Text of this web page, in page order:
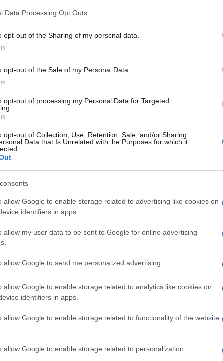
Data Processing Opt Outs
opt-out of the Sharing of my personal data.
opt-out of the Sale of my Personal Data.
opt-out of processing my Personal Data for Targeted
opt-out of Collection, Use, Retention, Sale, and/or Sharing
Data that Is Unrelated with the Purposes for which it
allow Google to enable storage related to advertising like cookies on
identifiers in apps.
allow my user data to be sent to Google for online advertising
allow Google to send me personalized advertising.
allow Google to enable storage related to analytics like cookies on
identifiers in apps.
allow Google to enable storage related to functionality of the website
allow Google to enable storage related to personalization.
di Trexom, continuerà a gestire l’azienda sotto
continuità operativa, ma anche opportunità di
del gruppo. Ciò rappresenta un vantaggio
in modo più mirato alle esigenze della
grandi organizzazioni.
in tutta Italia, il Gruppo Inaz si posiziona come un
di 4 centri di ricerca e sviluppo, unita a partnership
Inaz è
enti pubblici e professionisti. L’acquisizione di